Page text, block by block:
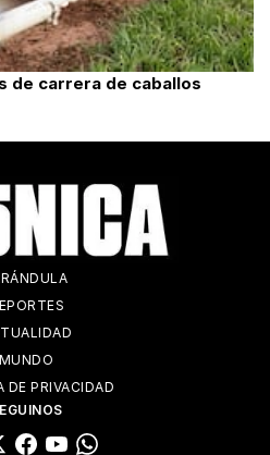
de carrera de caballos
MUNDO
DE PRIVACIDAD